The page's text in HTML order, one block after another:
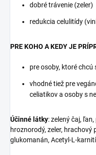
dobré trávenie (zeler)
redukcia celulitídy
PRE KOHO A KEDY JE
pre osoby, ktoré chcú
vhodné tiež pre
celiatikov a osoby s
Účinné látky: zelený čaj,
hroznorodý, zeler, hrachový
glukomanán, Acetyl-L-